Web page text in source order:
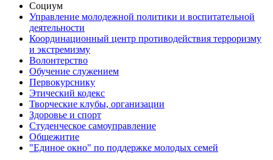
Социум
Управление молодежной политики и воспитательной
деятельности
Координационный центр противодействия терроризму
и экстремизму
Волонтерство
Обучение служением
Первокурснику
Этический кодекс
Творческие клубы, организации
Здоровье и спорт
Студенческое самоуправление
Общежитие
"Единое окно" по поддержке молодых семей